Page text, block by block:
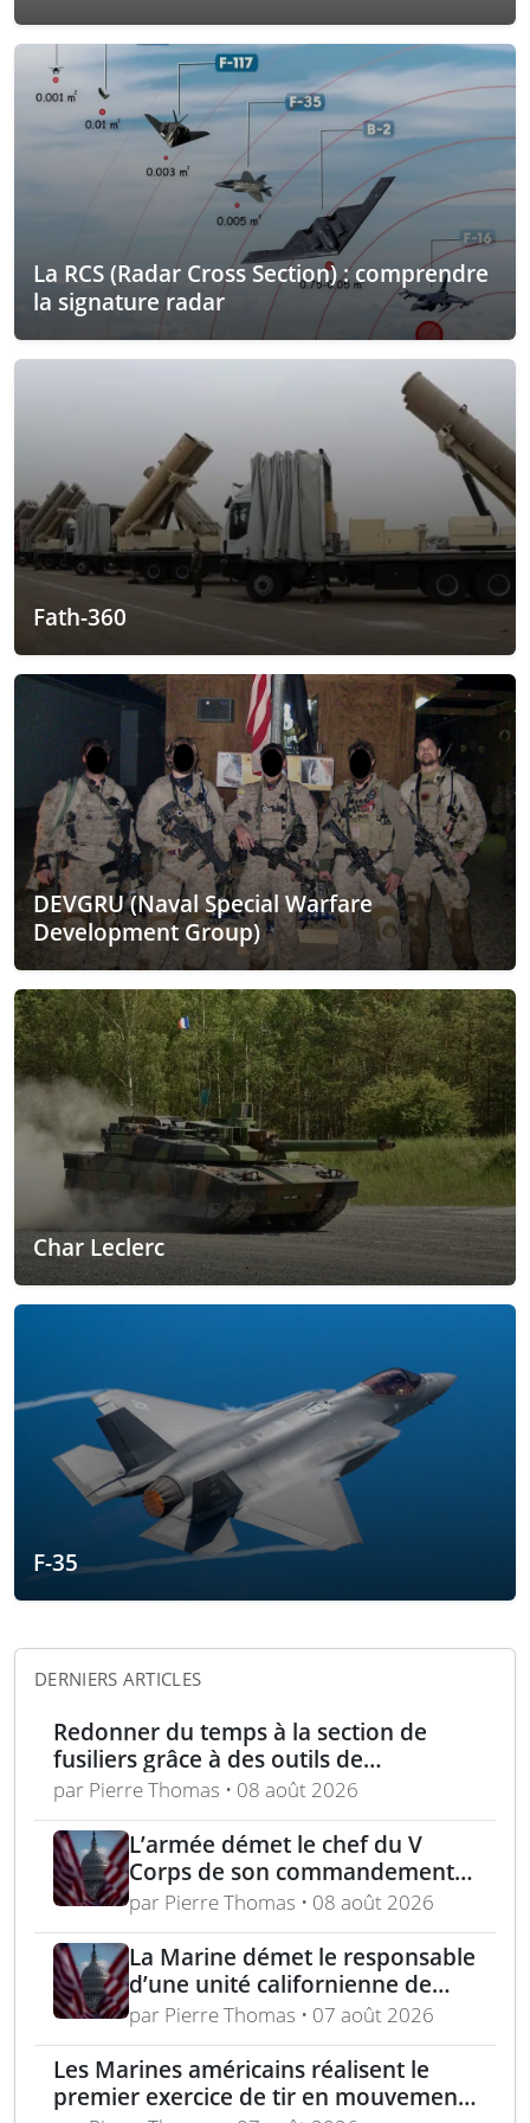
La RCS (Radar Cross Section) : comprendre
la signature radar
Fath-360
DEVGRU (Naval Special Warfare
Development Group)
Char Leclerc
F-35
DERNIERS ARTICLES
Redonner du temps à la section de
fusiliers grâce à des outils de
planification optimisés
par Pierre Thomas • 08 août 2026
L’armée démet le chef du V
Corps de son commandement
en Europe
par Pierre Thomas • 08 août 2026
La Marine démet le responsable
d’une unité californienne de
formation médicale
par Pierre Thomas • 07 août 2026
Les Marines américains réalisent le
premier exercice de tir en mouvement